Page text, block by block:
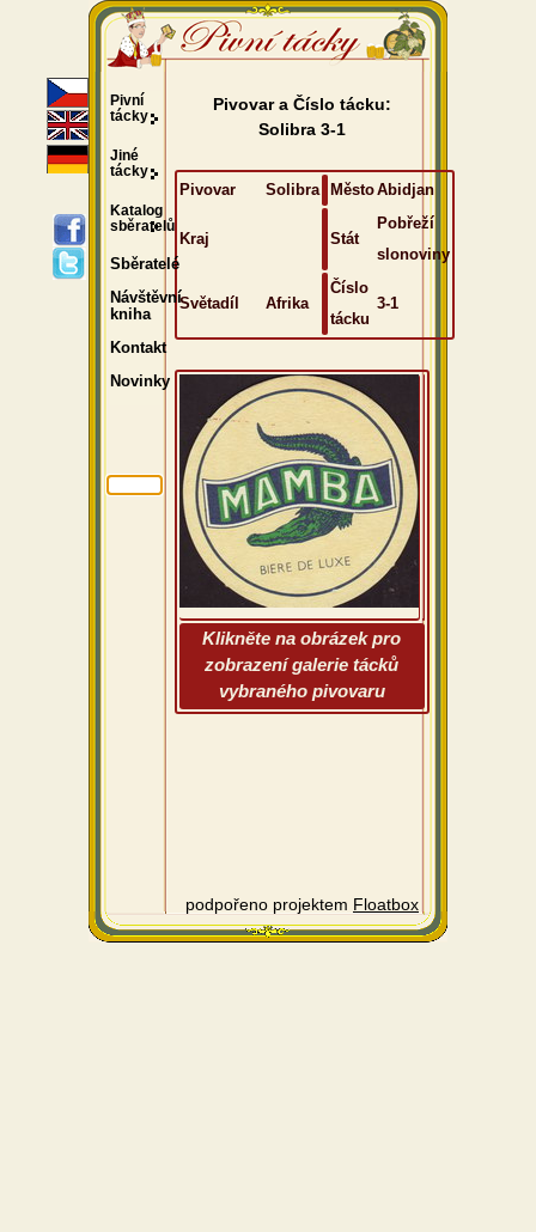
Pivovar a Číslo tácku:
Solibra 3-1
Pivovar Solibra MěstoAbidjan
Kraj Stát
Pobřeží
slonoviny
Světadíl Afrika
Číslo
tácku
3-1
Klikněte na obrázek pro
zobrazení galerie tácků
vybraného pivovaru
podpořeno projektem Floatbox
Pivní
tácky
Jiné
tácky
Katalog
sběratelů
Sběratelé
Návštěvní
kniha
Kontakt
Novinky